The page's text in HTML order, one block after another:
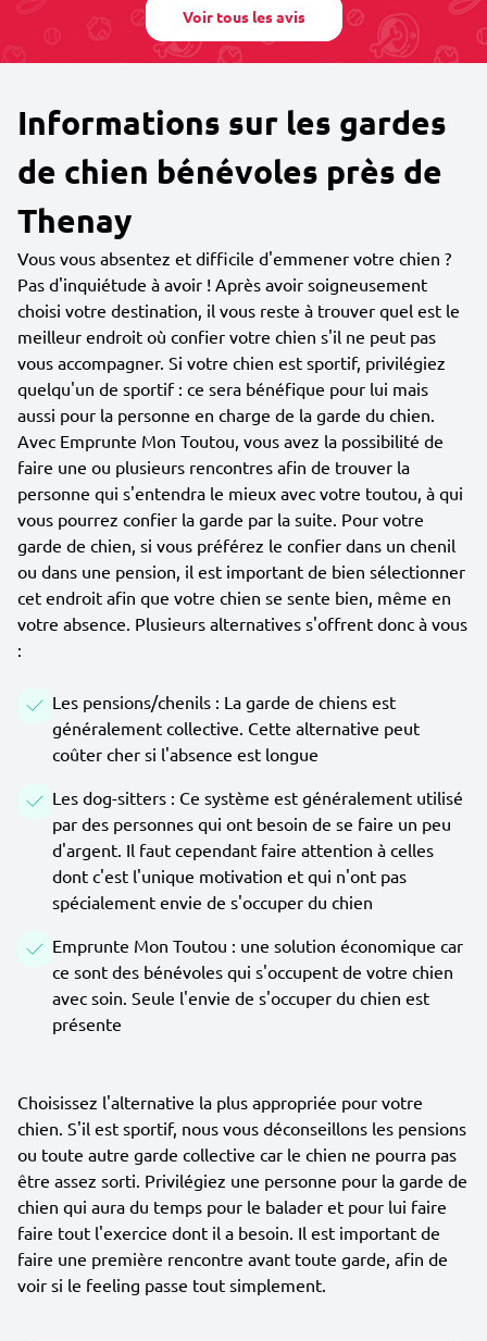
Voir tous les avis
Informations sur les gardes
de chien bénévoles près de
Thenay
Vous vous absentez et difficile d'emmener votre chien ?
Pas d'inquiétude à avoir ! Après avoir soigneusement
choisi votre destination, il vous reste à trouver quel est le
meilleur endroit où confier votre chien s'il ne peut pas
vous accompagner. Si votre chien est sportif, privilégiez
quelqu'un de sportif : ce sera bénéfique pour lui mais
aussi pour la personne en charge de la garde du chien.
Avec Emprunte Mon Toutou, vous avez la possibilité de
faire une ou plusieurs rencontres afin de trouver la
personne qui s'entendra le mieux avec votre toutou, à qui
vous pourrez confier la garde par la suite. Pour votre
garde de chien, si vous préférez le confier dans un chenil
ou dans une pension, il est important de bien sélectionner
cet endroit afin que votre chien se sente bien, même en
votre absence. Plusieurs alternatives s'offrent donc à vous
:
Les pensions/chenils : La garde de chiens est
généralement collective. Cette alternative peut
coûter cher si l'absence est longue
Les dog-sitters : Ce système est généralement utilisé
par des personnes qui ont besoin de se faire un peu
d'argent. Il faut cependant faire attention à celles
dont c'est l'unique motivation et qui n'ont pas
spécialement envie de s'occuper du chien
Emprunte Mon Toutou : une solution économique car
ce sont des bénévoles qui s'occupent de votre chien
avec soin. Seule l'envie de s'occuper du chien est
présente
Choisissez l'alternative la plus appropriée pour votre
chien. S'il est sportif, nous vous déconseillons les pensions
ou toute autre garde collective car le chien ne pourra pas
être assez sorti. Privilégiez une personne pour la garde de
chien qui aura du temps pour le balader et pour lui faire
faire tout l'exercice dont il a besoin. Il est important de
faire une première rencontre avant toute garde, afin de
voir si le feeling passe tout simplement.